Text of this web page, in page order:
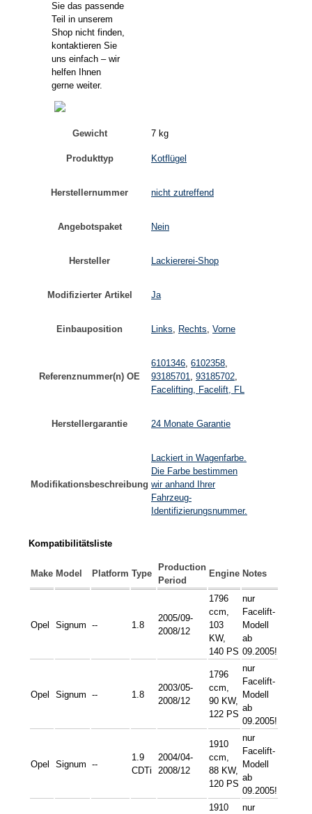
Sie das passende
Teil in unserem
Shop nicht finden,
kontaktieren Sie
uns einfach – wir
helfen Ihnen
gerne weiter.
Gewicht 7 kg
Produkttyp Kotflügel
Herstellernummer nicht zutreffend
Angebotspaket Nein
Hersteller Lackiererei-Shop
Modifizierter Artikel Ja
Einbauposition Links, Rechts, Vorne
Referenznummer(n) OE
6101346, 6102358,
93185701, 93185702,
Facelifting, Facelift, FL
Herstellergarantie 24 Monate Garantie
Modifikationsbeschreibung
Lackiert in Wagenfarbe.
Die Farbe bestimmen
wir anhand Ihrer
Fahrzeug-
Identifizierungsnummer.
Kompatibilitätsliste
Make Model Platform Type
Production
Period
Engine Notes
Opel Signum -- 1.8
2005/09-
2008/12
1796
ccm,
103
KW,
140 PS
nur
Facelift-
Modell
ab
09.2005!
Opel Signum -- 1.8
2003/05-
2008/12
1796
ccm,
90 KW,
122 PS
nur
Facelift-
Modell
ab
09.2005!
Opel Signum --
1.9
CDTi
2004/04-
2008/12
1910
ccm,
88 KW,
120 PS
nur
Facelift-
Modell
ab
09.2005!
1910
nur